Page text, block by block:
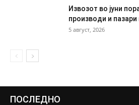
Извозот во јуни
производи и пазари
5 август, 2026
ПОСЛЕДНО